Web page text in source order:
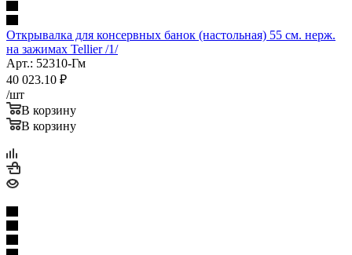
Открывалка для консервных банок (настольная) 55 см. нерж.
на зажимах Tellier /1/
Арт.: 52310-Гм
40 023.10 ₽
/шт
В корзину
В корзину